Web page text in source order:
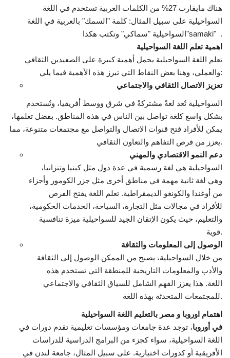
الرعاة
Gallery
Swahili español
هناك مايقارب 27% من الكلمات العربية تستخدم في اللغة
السواحيلية على سبيل المثال: كلمة "السمك" بالعربية في اللغة
السواحيلية "سماكي" وتكتب هكذا"samaki" .
اهمية تعلم اللغة السواحيلية
تعلم اللغة السواحيلية يحمل أهمية كبيرة على الصعيدين الثقافي
والعملي، وهنا بعض النقاط التي تبرز هذه الأهمية فيما يلي:
تعزيز الاتصال الثقافي والاجتماعي
السواحيلية تُعد لغةً مشتركةً في شرق ووسط أفريقيا، وتُستخدم
بشكل واسع كلغة تواصل بين الناس في هذه المناطق. بفضل تعلمها،
يمكن للأفراد فتح قنوات الاتصال والتواصل مع مجتمعات متنوعة، مما
يعزز من فرص التفاهم والتعاون الثقافي.
دعم النمو الاقتصادي والمهني
السواحيلية هي لغة رسمية في عدة دول مثل كينيا وتنزانيا،
وهي لغة ثانية مهمة في مناطق أخرى مثل جزر الكومور وأجزاء
من أوغندا والكونغو الديمقراطية. تعلم اللغة يفتح الفرص
للأفراد في مجالات مثل التجارة، السياحة، الخدمات الحكومية،
والتعليم، حيث يكون الإتقان الجيد للسواحيلية ميزة تنافسية
قوية.
الوصول إلى المعلومات والثقافة
من خلال السواحيلية، يصبح من الممكن الوصول إلى الثقافة
والأدب والمعلومات التاريخية للمنطقة التي تستخدم هذه
اللغة. هذا يعزز الفهم الشامل للسياق الثقافي والاجتماعي
للمجتمعات المتحدثة بهذه اللغة.
اهتمام اوروبا و مصر بالتعليم اللغة السواحيلية
في أوروبا، توجد عدة جامعات ومؤسسات تعليمية تقدم دورات في
اللغة السواحيلية، سواء كجزء من البرامج الدراسية للدراسات
الأفريقية أو كدورات اختيارية. على سبيل المثال، جامعة لندن في